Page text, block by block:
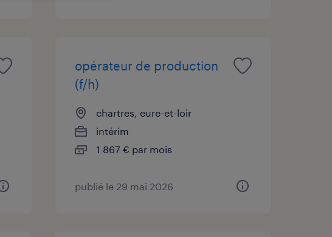
opérateur de production
(f/h)
chartres, eure-et-loir
intérim
1 867 € par mois
publié le 29 mai 2026